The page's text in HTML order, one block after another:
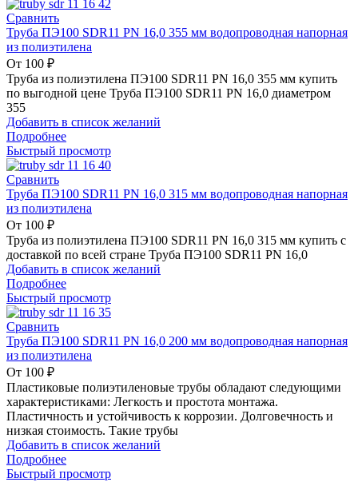
Сравнить
Труба ПЭ100 SDR11 PN 16,0 355 мм водопроводная напорная
из полиэтилена
От 100 ₽
Труба из полиэтилена ПЭ100 SDR11 PN 16,0 355 мм купить
по выгодной цене Труба ПЭ100 SDR11 PN 16,0 диаметром
355
Добавить в список желаний
Подробнее
Быстрый просмотр
Сравнить
Труба ПЭ100 SDR11 PN 16,0 315 мм водопроводная напорная
из полиэтилена
От 100 ₽
Труба из полиэтилена ПЭ100 SDR11 PN 16,0 315 мм купить с
доставкой по всей стране Труба ПЭ100 SDR11 PN 16,0
Добавить в список желаний
Подробнее
Быстрый просмотр
Сравнить
Труба ПЭ100 SDR11 PN 16,0 200 мм водопроводная напорная
из полиэтилена
От 100 ₽
Пластиковые полиэтиленовые трубы обладают следующими
характеристиками: Легкость и простота монтажа.
Пластичность и устойчивость к коррозии. Долговечность и
низкая стоимость. Такие трубы
Добавить в список желаний
Подробнее
Быстрый просмотр